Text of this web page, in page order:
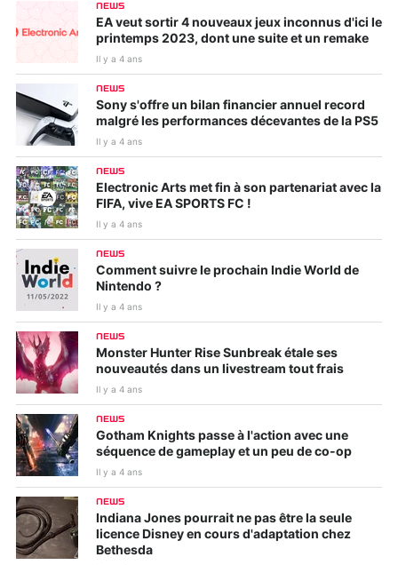
NEWS
EA veut sortir 4 nouveaux jeux inconnus d'ici le
printemps 2023, dont une suite et un remake
Il y a 4 ans
NEWS
Sony s'offre un bilan financier annuel record
malgré les performances décevantes de la PS5
Il y a 4 ans
NEWS
Electronic Arts met fin à son partenariat avec la
FIFA, vive EA SPORTS FC !
Il y a 4 ans
NEWS
Comment suivre le prochain Indie World de
Nintendo ?
Il y a 4 ans
NEWS
Monster Hunter Rise Sunbreak étale ses
nouveautés dans un livestream tout frais
Il y a 4 ans
NEWS
Gotham Knights passe à l'action avec une
séquence de gameplay et un peu de co-op
Il y a 4 ans
NEWS
Indiana Jones pourrait ne pas être la seule
licence Disney en cours d'adaptation chez
Bethesda